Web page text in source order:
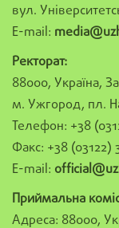
вул.
E-mail:
Ректорат:
88000, Україна,
м. Ужгород, пл.
Телефон: +38
Факс: +38 (03122)
E-mail:
Приймальна
Адреса: 88000,